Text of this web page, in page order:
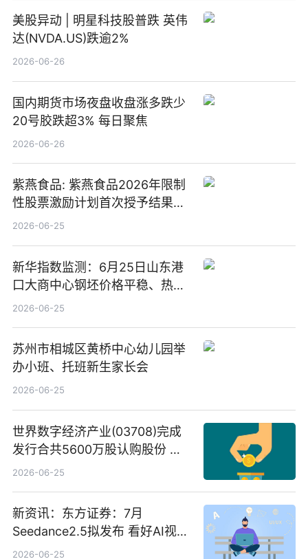
美股异动 | 明星科技股普跌 英伟
达(NVDA.US)跌逾2%
2026-06-26
国内期货市场夜盘收盘涨多跌少
20号胶跌超3% 每日聚焦
2026-06-26
紫燕食品: 紫燕食品2026年限制
性股票激励计划首次授予结果公
告-微资讯
2026-06-25
新华指数监测：6月25日山东港
口大商中心钢坯价格平稳、热轧
C料价格微幅下跌
2026-06-25
苏州市相城区黄桥中心幼儿园举
办小班、托班新生家长会
2026-06-25
世界数字经济产业(03708)完成
发行合共5600万股认购股份 净
筹约1007万港元 独家焦点
2026-06-25
新资讯：东方证券：7月
Seedance2.5拟发布 看好AI视频
创作工作流进一步提效
2026-06-25